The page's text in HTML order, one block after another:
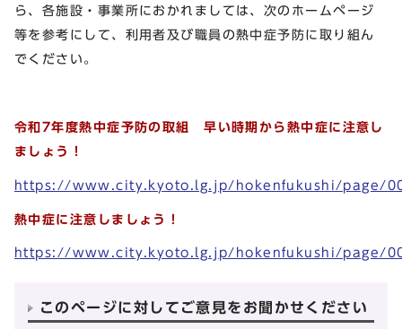
ら、各施設・事業所におかれましては、次のホームページ
等を参考にして、利用者及び職員の熱中症予防に取り組ん
でください。
令和7年度熱中症予防の取組 早い時期から熱中症に注意し
ましょう！
https://www.city.kyoto.lg.jp/hokenfukushi/page/
熱中症に注意しましょう！
https://www.city.kyoto.lg.jp/hokenfukushi/page/
このページに対してご意見をお聞かせください